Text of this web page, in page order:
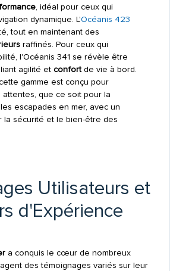
, idéal pour ceux qui
dynamique. L'Océanis 423
tout en maintenant des
raffinés. Pour ceux qui
l'Océanis 341 se révèle être
agilité et confortde vie à bord.
gamme est conçu pour
que ce soit pour la
escapades en mer, avec un
la sécurité et le bien-être des
Utilisateurs et
d'Expérience
a conquis le cœur de nombreux
des témoignages variés sur leur